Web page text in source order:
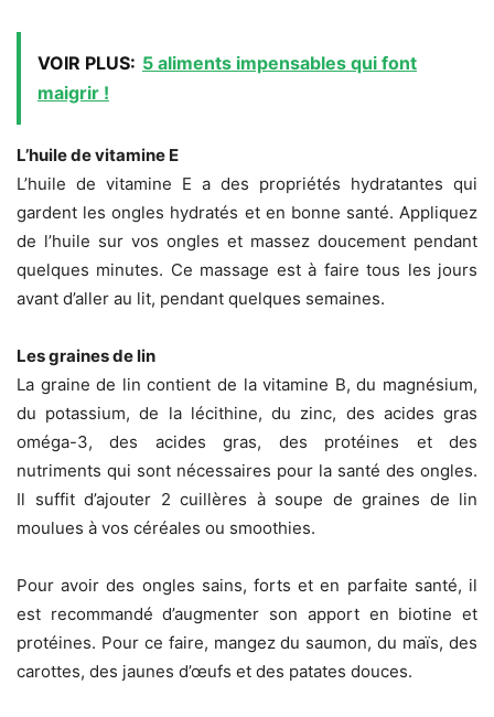
VOIR PLUS: 5 aliments impensables qui font
maigrir !
L’huile de vitamine E
L’huile de vitamine E a des propriétés hydratantes qui
gardent les ongles hydratés et en bonne santé. Appliquez
de l’huile sur vos ongles et massez doucement pendant
quelques minutes. Ce massage est à faire tous les jours
avant d’aller au lit, pendant quelques semaines.
Les graines de lin
La graine de lin contient de la vitamine B, du magnésium,
du potassium, de la lécithine, du zinc, des acides gras
oméga-3, des acides gras, des protéines et des
nutriments qui sont nécessaires pour la santé des ongles.
Il suffit d’ajouter 2 cuillères à soupe de graines de lin
moulues à vos céréales ou smoothies.
Pour avoir des ongles sains, forts et en parfaite santé, il
est recommandé d’augmenter son apport en biotine et
protéines. Pour ce faire, mangez du saumon, du maïs, des
carottes, des jaunes d’œufs et des patates douces.